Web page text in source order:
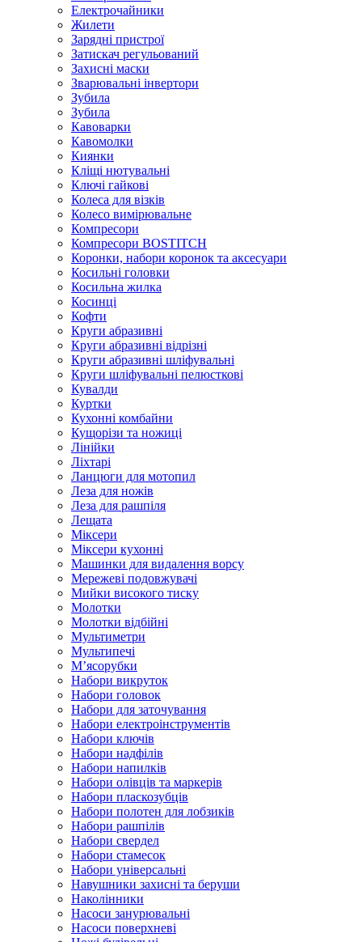
Електрочайники
Жилети
Зарядні пристрої
Затискач регульований
Захисні маски
Зварювальні інвертори
Зубила
Зубила
Кавоварки
Кавомолки
Киянки
Кліщі нютувальні
Ключі гайкові
Колеса для візків
Колесо вимірювальне
Компресори
Компресори BOSTITCH
Коронки, набори коронок та аксесуари
Косильні головки
Косильна жилка
Косинці
Кофти
Круги абразивні
Круги абразивні відрізні
Круги абразивні шліфувальні
Круги шліфувальні пелюсткові
Кувалди
Куртки
Кухонні комбайни
Кущорізи та ножиці
Лінійки
Ліхтарі
Ланцюги для мотопил
Леза для ножів
Леза для рашпіля
Лещата
Міксери
Міксери кухонні
Машинки для видалення ворсу
Мережеві подовжувачі
Мийки високого тиску
Молотки
Молотки відбійні
Мультиметри
Мультипечі
М’ясорубки
Набори викруток
Набори головок
Набори для заточування
Набори електроінструментів
Набори ключів
Набори надфілів
Набори напилків
Набори олівців та маркерів
Набори пласкозубців
Набори полотен для лобзиків
Набори рашпілів
Набори свердел
Набори стамесок
Набори універсальні
Навушники захисні та беруши
Наколінники
Насоси занурювальні
Насоси поверхневі